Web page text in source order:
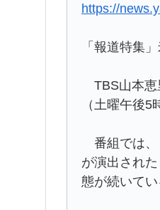
https://
「報道特集
TBS山本恵
（土曜午後
番組では、
が演出され
態が続いて